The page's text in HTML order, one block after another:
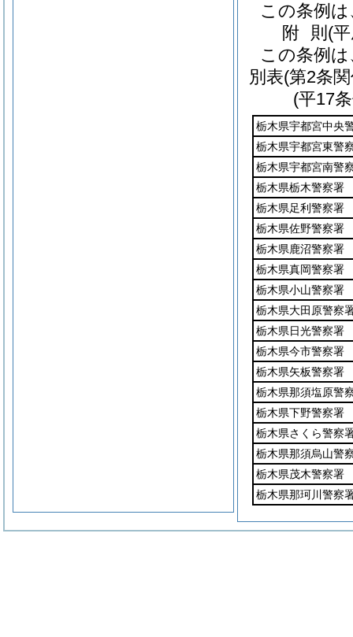
この条例
附 則 (
この条例
別表(第2条
(平17
栃木県宇都宮中央
栃木県宇都宮東警
栃木県宇都宮南警
栃木県栃木警察署
栃木県足利警察署
栃木県佐野警察署
栃木県鹿沼警察署
栃木県真岡警察署
栃木県小山警察署
栃木県大田原警察
栃木県日光警察署
栃木県今市警察署
栃木県矢板警察署
栃木県那須塩原警
栃木県下野警察署
栃木県さくら警察
栃木県那須烏山警
栃木県茂木警察署
栃木県那珂川警察